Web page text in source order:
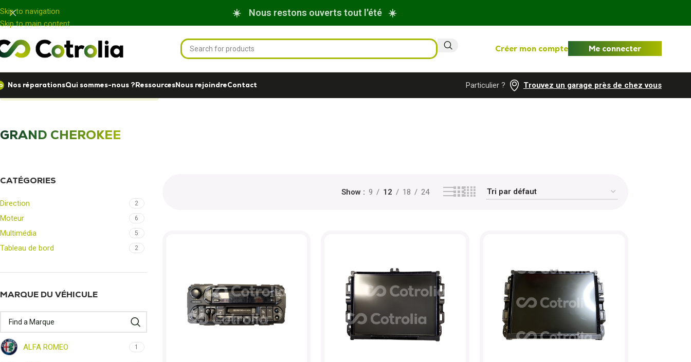
Panneau de gestion des cookies
Skip to navigation
Skip to main content
☀️ Nous restons ouverts tout l'été ☀️
Créer mon compte Me connecter
Nos réparationsQui sommes-nous ?RessourcesNous rejoindreContact Particulier ? Trouvez un garage près de chez vous
GRAND CHEROKEE
CATÉGORIES
Direction 2
Moteur 6
Multimédia 5
Tableau de bord 2
MARQUE DU VÉHICULE
ALFA ROMEO 1
Show 9 12 18 24